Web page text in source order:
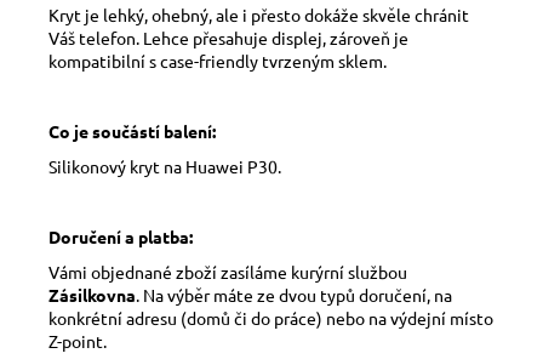
Kryt je lehký, ohebný, ale i přesto dokáže skvěle chránit
Váš telefon. Lehce přesahuje displej, zároveň je
kompatibilní s case-friendly tvrzeným sklem.
Co je součástí balení:
Silikonový kryt na Huawei P30.
Doručení a platba:
Vámi objednané zboží zasíláme kurýrní službou
Zásilkovna . Na výběr máte ze dvou typů doručení, na
konkrétní adresu (domů či do práce) nebo na výdejní místo
Z-point.